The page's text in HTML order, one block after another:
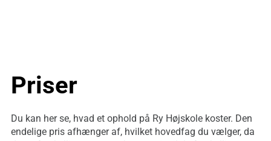
Priser
Du kan her se, hvad et ophold på Ry Højskole koster. Den
endelige pris afhænger af, hvilket hovedfag du vælger, da